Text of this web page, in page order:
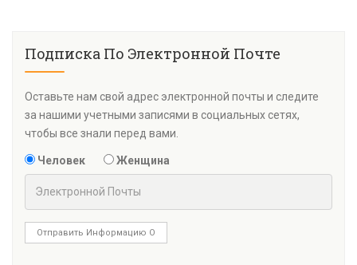
Подписка По Электронной Почте
Оставьте нам свой адрес электронной почты и следите
за нашими учетными записями в социальных сетях,
чтобы все знали перед вами.
Человек Женщина
Отправить Информацию О